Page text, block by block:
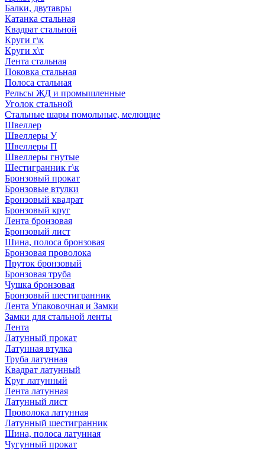
Балки, двутавры
Катанка стальная
Квадрат стальной
Круги г\к
Круги х\т
Лента стальная
Поковка стальная
Полоса стальная
Рельсы ЖД и промышленные
Уголок стальной
Стальные шары помольные, мелющие
Швеллер
Швеллеры У
Швеллеры П
Швеллеры гнутые
Шестигранник г\к
Бронзовый прокат
Бронзовые втулки
Бронзовый квадрат
Бронзовый круг
Лента бронзовая
Бронзовый лист
Шина, полоса бронзовая
Бронзовая проволока
Пруток бронзовый
Бронзовая труба
Чушка бронзовая
Бронзовый шестигранник
Лента Упаковочная и Замки
Замки для стальной ленты
Лента
Латунный прокат
Латунная втулка
Труба латунная
Квадрат латунный
Круг латунный
Лента латунная
Латунный лист
Проволока латунная
Латунный шестигранник
Шина, полоса латунная
Чугунный прокат